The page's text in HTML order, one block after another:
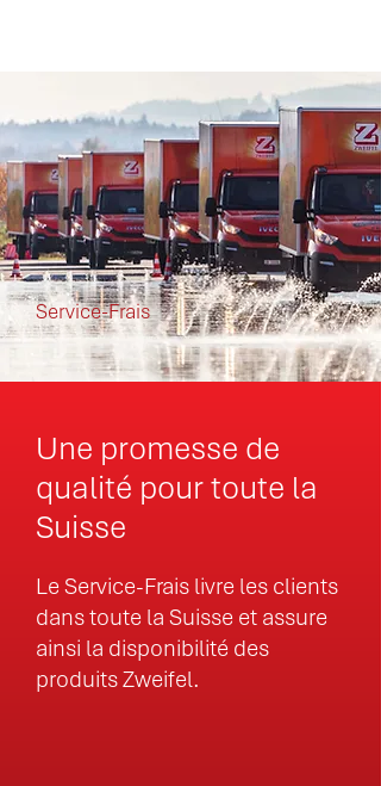
Service-Frais
Une promesse de
qualité pour toute la
Suisse
Le Service-Frais livre les clients
dans toute la Suisse et assure
ainsi la disponibilité des
produits Zweifel.